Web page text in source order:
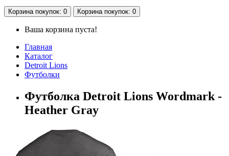
Корзина покупок: 0 Корзина покупок: 0
Ваша корзина пуста!
Главная
Каталог
Detroit Lions
Футболки
Футболка Detroit Lions Wordmark -
Heather Gray